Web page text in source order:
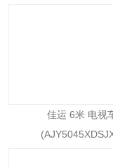
佳运 6米 电视